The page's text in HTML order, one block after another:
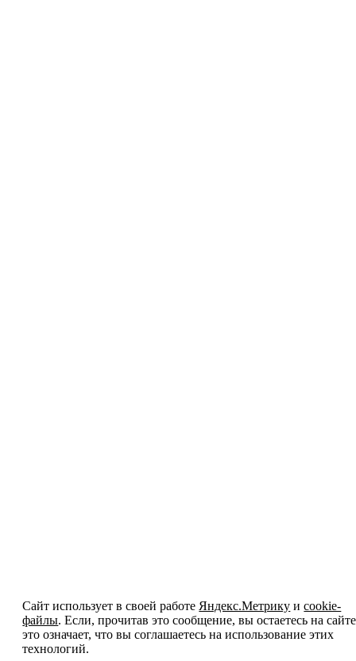
Сайт использует в своей работе Яндекс.Метрику иcookie-
файлы. Если, прочитав это сообщение, вы остаетесь на
это означает, что вы соглашаетесь на использование этих
технологий.